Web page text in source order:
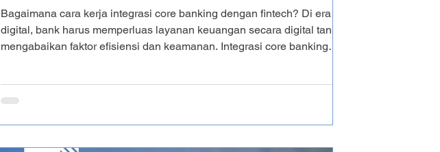
Bagaimana cara kerja integrasi core banking dengan fintech? Di era
digital, bank harus memperluas layanan keuangan secara digital tanpa
mengabaikan faktor efisiensi dan keamanan. Integrasi core banking
integrasinya diperlukan middleware perbankan. Artikel ini akan
corebanking fintech